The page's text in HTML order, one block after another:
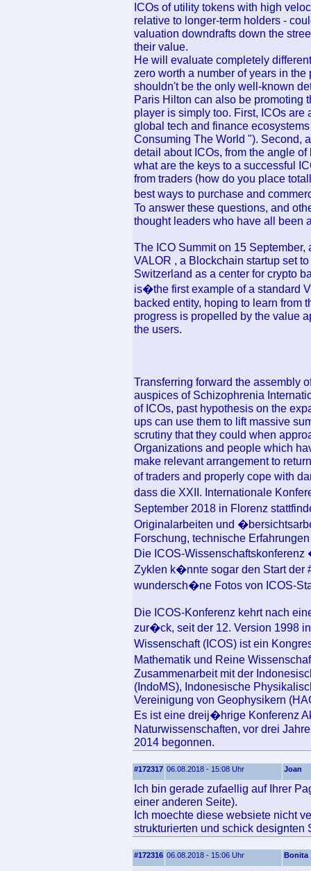
ICOs of utility tokens with high
relative to longer-term holders -
valuation downdrafts down the
their value.
He will evaluate completely
zero worth a number of years in
shouldn't be the only well-known
Paris Hilton can also be promoting
player is simply too. First, ICOs
global tech and finance
Consuming The World "). Second,
detail about ICOs, from the angle
what are the keys to a successful
from traders (how do you place
best ways to purchase and
To answer these questions, and
thought leaders who have all been
The ICO Summit on 15
VALOR , a Blockchain startup set
Switzerland as a center for crypto
is�the first example of a standard
backed entity, hoping to learn from
progress is propelled by the value
the users.
Transferring forward the assembly
auspices of Schizophrenia
of ICOs, past hypothesis on the
ups can use them to lift massive
scrutiny that they could when
Organizations and people which
make relevant arrangement to
of traders and properly cope with
dass die XXII. Internationale
September 2018 in Florenz
Originalarbeiten und
Forschung, technische
Die ICOS-
Zyklen k�nnte sogar den Start der
wundersch�ne Fotos von ICOS-
Die ICOS-Konferenz kehrt nach
zur�ck, seit der 12. Version 1998
Wissenschaft (ICOS) ist ein
Mathematik und Reine
Zusammenarbeit mit der
(IndoMS), Indonesische
Vereinigung von Geophysikern
Es ist eine dreij�hrige Konferenz
Naturwissenschaften, vor drei
2014 begonnen.
#172317 06.08.2018 - 15:08 Uhr Joan
Ich bin gerade zufaellig auf Ihrer
einer anderen Seite).
Ich moechte diese websiete nicht
strukturierten und schick designten
#172316 06.08.2018 - 15:06 Uhr Bonita